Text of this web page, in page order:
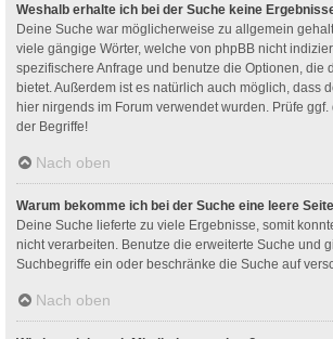
Weshalb erhalte ich bei der Suche keine
Deine Suche war möglicherweise zu allgemein
viele gängige Wörter, welche von phpBB nicht
spezifischere Anfrage und benutze die Optionen, die
bietet. Außerdem ist es natürlich auch möglich, dass
hier nirgends im Forum verwendet wurden. Prüfe
der Begriffe!
Nach oben
Warum bekomme ich bei der Suche eine leere
Deine Suche lieferte zu viele Ergebnisse, somit
nicht verarbeiten. Benutze die erweiterte Suche und
Suchbegriffe ein oder beschränke die Suche auf
Nach oben